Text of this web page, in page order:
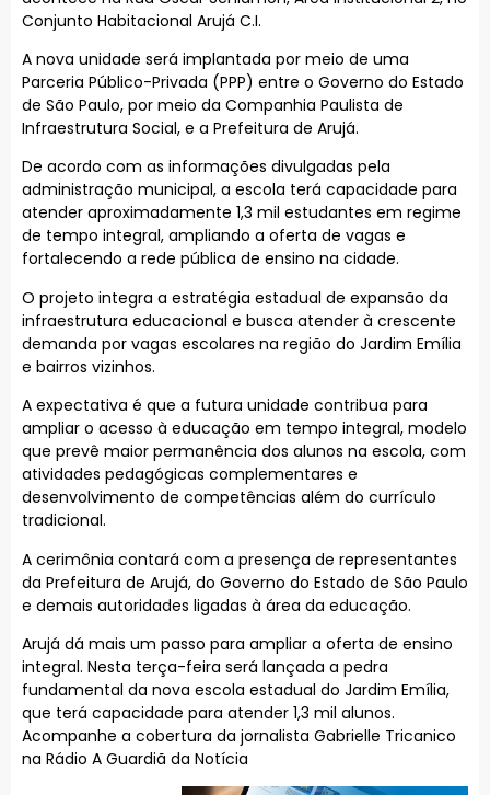
Conjunto Habitacional Arujá C.I.
A nova unidade será implantada por meio de uma
Parceria Público-Privada (PPP) entre o Governo do Estado
de São Paulo, por meio da Companhia Paulista de
Infraestrutura Social, e a Prefeitura de Arujá.
De acordo com as informações divulgadas pela
administração municipal, a escola terá capacidade para
atender aproximadamente 1,3 mil estudantes em regime
de tempo integral, ampliando a oferta de vagas e
fortalecendo a rede pública de ensino na cidade.
O projeto integra a estratégia estadual de expansão da
infraestrutura educacional e busca atender à crescente
demanda por vagas escolares na região do Jardim Emília
e bairros vizinhos.
A expectativa é que a futura unidade contribua para
ampliar o acesso à educação em tempo integral, modelo
que prevê maior permanência dos alunos na escola, com
atividades pedagógicas complementares e
desenvolvimento de competências além do currículo
tradicional.
A cerimônia contará com a presença de representantes
da Prefeitura de Arujá, do Governo do Estado de São Paulo
e demais autoridades ligadas à área da educação.
Arujá dá mais um passo para ampliar a oferta de ensino
integral. Nesta terça-feira será lançada a pedra
fundamental da nova escola estadual do Jardim Emília,
que terá capacidade para atender 1,3 mil alunos.
Acompanhe a cobertura da jornalista Gabrielle Tricanico
na Rádio A Guardiã da Notícia